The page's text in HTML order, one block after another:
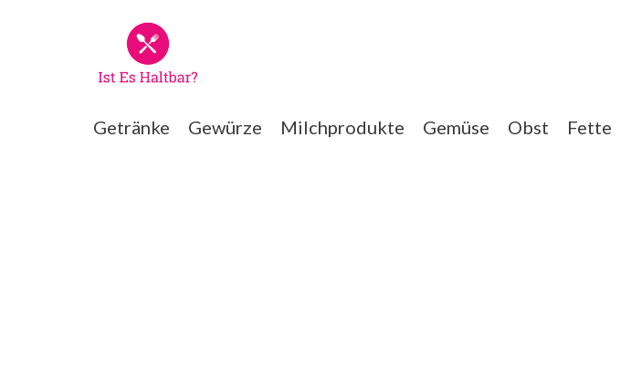
Getränke Gewürze Milchprodukte Gemüse Obst Fette